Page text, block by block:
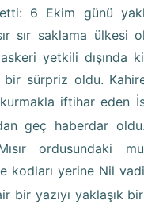
6 Ekim günü
sır saklama ülkesi
yetkili dışında
sürpriz oldu.
iftihar eden
geç haberdar
ordusundaki
kodları yerine Nil
bir yazıyı yaklaşık